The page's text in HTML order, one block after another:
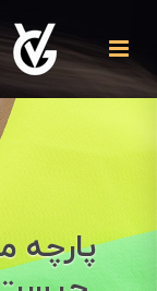
پارچه